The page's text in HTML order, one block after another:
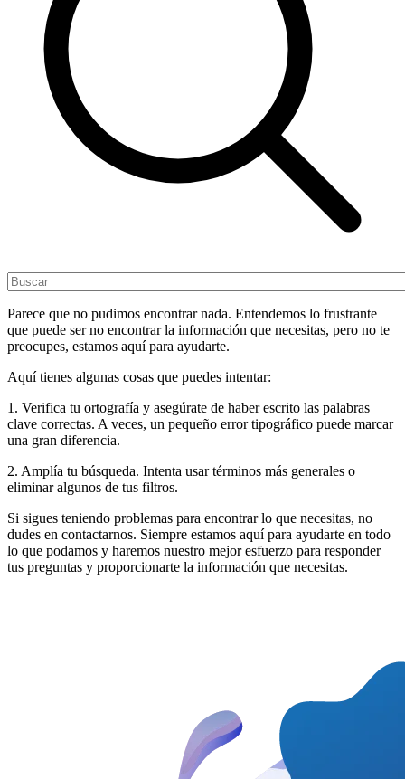
Parece que no pudimos encontrar nada. Entendemos lo frustrante
que puede ser no encontrar la información que necesitas, pero no te
preocupes, estamos aquí para ayudarte.
Aquí tienes algunas cosas que puedes intentar:
1. Verifica tu ortografía y asegúrate de haber escrito las palabras
clave correctas. A veces, un pequeño error tipográfico puede marcar
una gran diferencia.
2. Amplía tu búsqueda. Intenta usar términos más generales o
eliminar algunos de tus filtros.
Si sigues teniendo problemas para encontrar lo que necesitas, no
dudes en contactarnos. Siempre estamos aquí para ayudarte en todo
lo que podamos y haremos nuestro mejor esfuerzo para responder
tus preguntas y proporcionarte la información que necesitas.